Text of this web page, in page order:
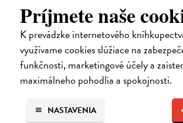
Príjmete naše
K prevádzke internetového
využívame cookies slúžiace na
funkčnosti, marketingové účely a
maximálneho pohodlia a spokojnosti.
NASTAVENIA
fascinovaní ríšou hmyzu.
Na sklade
28,03 €
28,90 € ?